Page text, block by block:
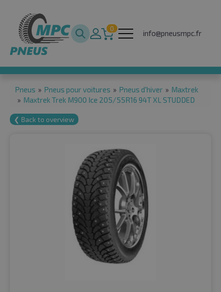
0
info@pneusmpc.fr
Pneus » Pneus pour voitures » Pneus d'hiver » Maxtrek
» Maxtrek Trek M900 Ice 205/55R16 94T XL STUDDED
❮ Back to overview